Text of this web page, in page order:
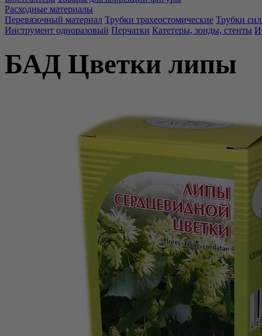
Расходные материалы
Перевязочный материал Трубки трахеостомические Трубки
Инструмент одноразовый Перчатки Катетеры, зонды, стенты
БАД Цветки липы